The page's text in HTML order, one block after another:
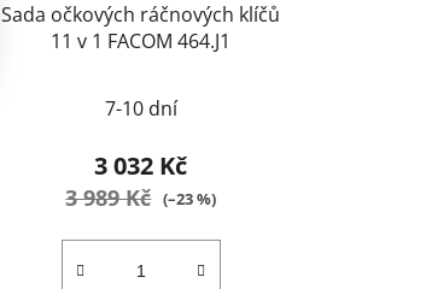
Sada očkových ráčnových klíčů
11 v 1 FACOM 464.J1
7-10 dní
3 032 Kč
3 989 Kč (–23 %)